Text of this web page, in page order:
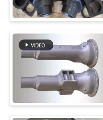
ΈΛΕΓΧΟΣ
ΜΑΣ
ΕΛΆΤΕ
ΕΠΑΦΉ
ΜΕ